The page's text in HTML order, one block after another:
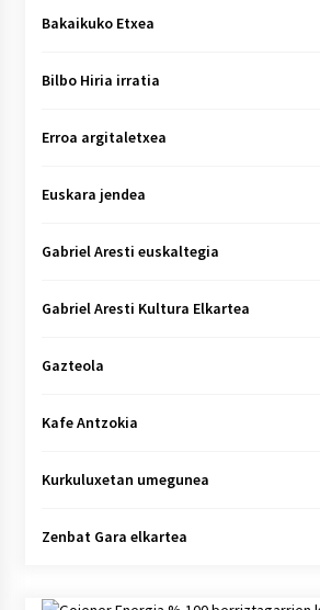
Bakaikuko Etxea
Bilbo Hiria irratia
Erroa argitaletxea
Euskara jendea
Gabriel Aresti euskaltegia
Gabriel Aresti Kultura Elkartea
Gazteola
Kafe Antzokia
Kurkuluxetan umegunea
Zenbat Gara elkartea